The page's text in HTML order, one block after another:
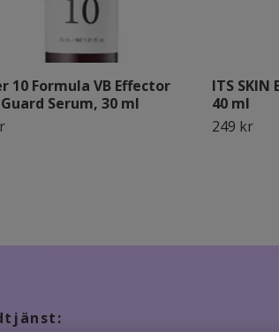
10 Formula VB Effector
Serum, 30 ml
ITS
40 ml
249 kr